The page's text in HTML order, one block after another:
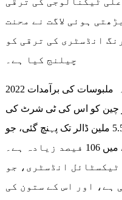
ہوئی لاگت نے محنت
انڈسٹری کی ترقی کو
چیلنج کیا ہے۔
2022 میں پاکستان کی چین کو مرد انہ ملبوسات کی برآمدات
ہوا اور چین کو اس کی ٹی شرٹ کی
برآمد 2023 کے پہلے دو ماہ میں 5.53 ملین ڈالر تک پہنچ گئی، جو
2022 کی اسی مدت کے مقابلے میں 106 فیصد زیادہ ہے۔
انڈسٹری، جو
ہے، اور اس کے ستون کی